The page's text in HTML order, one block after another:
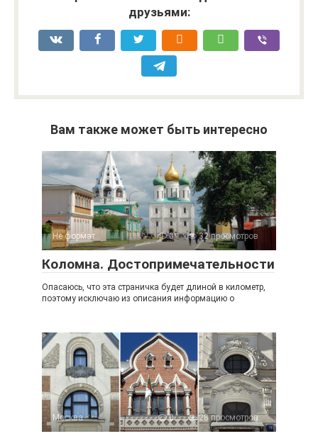
друзьями:
Вам также может быть интересно
Не формат 0 32 просмотров
Коломна. Достопримечательности
Опасаюсь, что эта страничка будет длиной в километр,
поэтому исключаю из описания информацию о
Москва 0 28 просмотров